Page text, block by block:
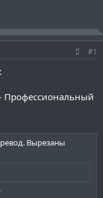
#1
Профессиональный
Вырезаны